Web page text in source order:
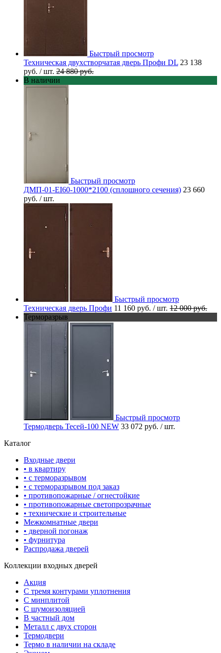
Быстрый просмотр
Техническая двухстворчатая дверь Профи DL 23 138
руб. / шт. 24 880 руб.
В наличии
Быстрый просмотр
ДМП-01-EI60-1000*2100 (сплошного сечения) 23 660
руб. / шт.
Быстрый просмотр
Техническая дверь Профи 11 160 руб. / шт. 12 000 руб.
Терморазрыв
Быстрый просмотр
Термодверь Тесей-100 NEW 33 072 руб. / шт.
Каталог
Входные двери
• в квартиру
• с терморазрывом
• с терморазрывом под заказ
• противопожарные / огнестойкие
• противопожарные светопрозрачные
• технические и строительные
Межкомнатные двери
• дверной погонаж
• фурнитура
Распродажа дверей
Коллекции входных дверей
Акция
С тремя контурами уплотнения
С минплитой
С шумоизоляцией
В частный дом
Металл с двух сторон
Термодвери
Термо в наличии на складе